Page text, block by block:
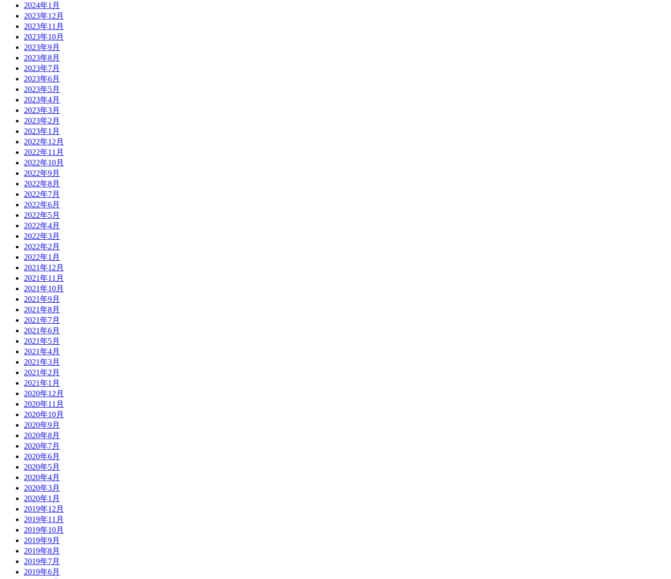
2024年1月
2023年12月
2023年11月
2023年10月
2023年9月
2023年8月
2023年7月
2023年6月
2023年5月
2023年4月
2023年3月
2023年2月
2023年1月
2022年12月
2022年11月
2022年10月
2022年9月
2022年8月
2022年7月
2022年6月
2022年5月
2022年4月
2022年3月
2022年2月
2022年1月
2021年12月
2021年11月
2021年10月
2021年9月
2021年8月
2021年7月
2021年6月
2021年5月
2021年4月
2021年3月
2021年2月
2021年1月
2020年12月
2020年11月
2020年10月
2020年9月
2020年8月
2020年7月
2020年6月
2020年5月
2020年4月
2020年3月
2020年1月
2019年12月
2019年11月
2019年10月
2019年9月
2019年8月
2019年7月
2019年6月